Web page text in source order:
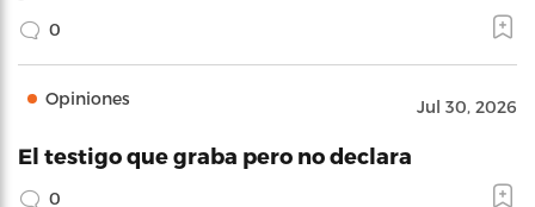
0
Opiniones Jul 30, 2026
El testigo que graba pero no declara
0